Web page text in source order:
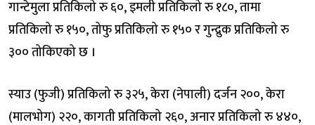
गान्टेमुला प्रतिकिलो रु ६०, इमली प्रतिकिलो रु १८०, तामा
प्रतिकिलो रु १५०, तोफु प्रतिकिलो रु १५० र गुन्द्रुक प्रतिकिलो रु
३०० तोकिएको छ ।
स्याउ (फुजी) प्रतिकिलो रु ३२५, केरा (नेपाली) दर्जन २००, केरा
(मालभोग) २२०, कागती प्रतिकिलो २६०, अनार प्रतिकिलो रु ४४०,